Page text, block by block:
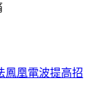
鳳凰電波提高招